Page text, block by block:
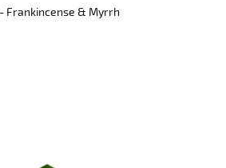
- Frankincense & Myrrh